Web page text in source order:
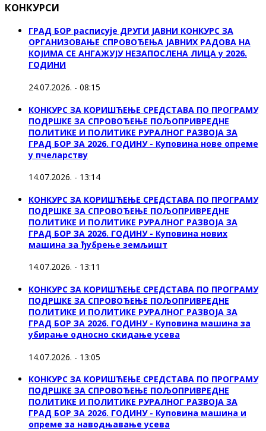
КОНКУРСИ
ГРАД БОР расписује ДРУГИ ЈАВНИ КОНКУРС ЗА
ОРГАНИЗОВАЊЕ СПРОВОЂЕЊА ЈАВНИХ РАДОВА НА
КОЈИМА СЕ АНГАЖУЈУ НЕЗАПОСЛЕНА ЛИЦА у 2026.
ГОДИНИ
24.07.2026. - 08:15
КОНКУРС ЗА КОРИШЋЕЊЕ СРЕДСТАВА ПО ПРОГРАМУ
ПОДРШКЕ ЗА СПРОВОЂЕЊЕ ПОЉОПРИВРЕДНЕ
ПОЛИТИКЕ И ПОЛИТИКЕ РУРАЛНОГ РАЗВОЈА ЗА
ГРАД БОР ЗА 2026. ГОДИНУ - Куповина нове опреме
у пчеларству
14.07.2026. - 13:14
КОНКУРС ЗА КОРИШЋЕЊЕ СРЕДСТАВА ПО ПРОГРАМУ
ПОДРШКЕ ЗА СПРОВОЂЕЊЕ ПОЉОПРИВРЕДНЕ
ПОЛИТИКЕ И ПОЛИТИКЕ РУРАЛНОГ РАЗВОЈА ЗА
ГРАД БОР ЗА 2026. ГОДИНУ - Куповина нових
машина за ђубрење земљишт
14.07.2026. - 13:11
КОНКУРС ЗА КОРИШЋЕЊЕ СРЕДСТАВА ПО ПРОГРАМУ
ПОДРШКЕ ЗА СПРОВОЂЕЊЕ ПОЉОПРИВРЕДНЕ
ПОЛИТИКЕ И ПОЛИТИКЕ РУРАЛНОГ РАЗВОЈА ЗА
ГРАД БОР ЗА 2026. ГОДИНУ - Куповинa машина за
убирање односно скидање усева
14.07.2026. - 13:05
КОНКУРС ЗА КОРИШЋЕЊЕ СРЕДСТАВА ПО ПРОГРАМУ
ПОДРШКЕ ЗА СПРОВОЂЕЊЕ ПОЉОПРИВРЕДНЕ
ПОЛИТИКЕ И ПОЛИТИКЕ РУРАЛНОГ РАЗВОЈА ЗА
ГРАД БОР ЗА 2026. ГОДИНУ - Куповина машина и
опреме за наводњавање усева